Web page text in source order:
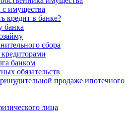
с имущества
кредит в банке?
банка
сбора
банком
обязательств
продаже ипотечного
лица